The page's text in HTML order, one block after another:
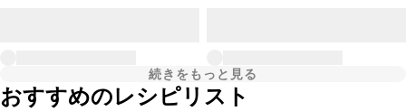
続きをもっと見る
おすすめのレシピリスト